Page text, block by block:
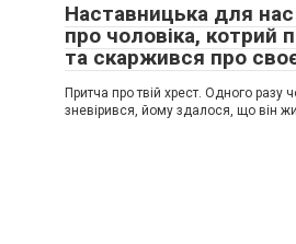
Наставницька для нас
про чоловіка, котрий
та скаржився про
Притча про твій хрест. Одного разу
зневірився, йому здалося, що він